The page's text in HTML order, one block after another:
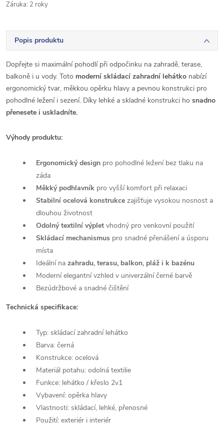
Záruka: 2 roky
Popis produktu
Dopřejte si maximální pohodlí při odpočinku na zahradě, terase,
balkoně i u vody. Toto moderní skládací zahradní lehátko nabízí
ergonomický tvar, měkkou opěrku hlavy a pevnou konstrukci pro
pohodlné ležení i sezení. Díky lehké a skladné konstrukci ho snadno
přenesete i uskladníte.
Výhody produktu:
Ergonomický design pro pohodlné ležení bez tlaku na
záda
Měkký podhlavník pro vyšší komfort při relaxaci
Stabilní ocelová konstrukce zajišťuje vysokou nosnost a
dlouhou životnost
Odolný textilní výplet vhodný pro venkovní použití
Skládací mechanismus pro snadné přenášení a úsporu
místa
Ideální na zahradu, terasu, balkon, pláž i k bazénu
Moderní elegantní vzhled v univerzální černé barvě
Bezúdržbové a snadné čištění
Technická specifikace:
Typ: skládací zahradní lehátko
Barva: černá
Konstrukce: ocelová
Materiál potahu: odolná textilie
Funkce: lehátko / křeslo 2v1
Vybavení: opěrka hlavy
Vlastnosti: skládací, lehké, přenosné
Použití: exteriér i interiér